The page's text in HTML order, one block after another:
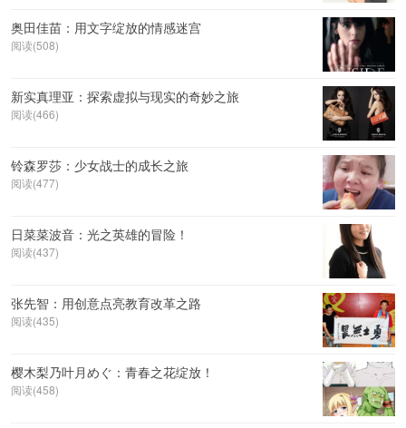
奥田佳苗：用文字绽放的情感迷宫
阅读(508)
新实真理亚：探索虚拟与现实的奇妙之旅
阅读(466)
铃森罗莎：少女战士的成长之旅
阅读(477)
日菜菜波音：光之英雄的冒险！
阅读(437)
张先智：用创意点亮教育改革之路
阅读(435)
樱木梨乃叶月めぐ：青春之花绽放！
阅读(458)